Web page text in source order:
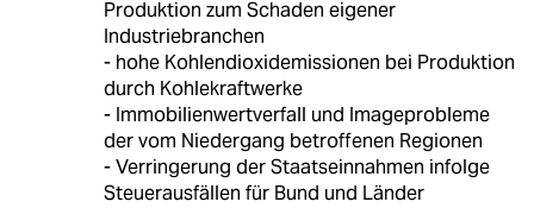
Produktion zum Schaden eigener
Industriebranchen
- hohe Kohlendioxidemissionen bei Produktion
durch Kohlekraftwerke
- Immobilienwertverfall und Imageprobleme
der vom Niedergang betroffenen Regionen
- Verringerung der Staatseinnahmen infolge
Steuerausfällen für Bund und Länder